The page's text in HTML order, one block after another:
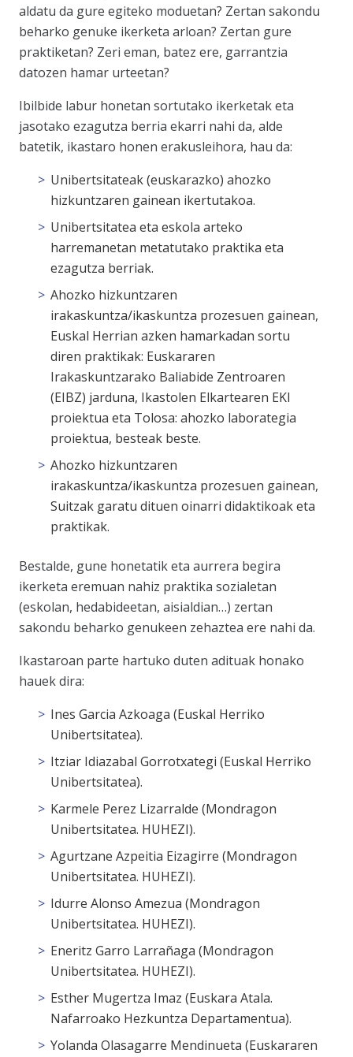
aldatu da gure egiteko moduetan? Zertan sakondu
beharko genuke ikerketa arloan? Zertan gure
praktiketan? Zeri eman, batez ere, garrantzia
datozen hamar urteetan?
Ibilbide labur honetan sortutako ikerketak eta
jasotako ezagutza berria ekarri nahi da, alde
batetik, ikastaro honen erakusleihora, hau da:
Unibertsitateak (euskarazko) ahozko
hizkuntzaren gainean ikertutakoa.
Unibertsitatea eta eskola arteko
harremanetan metatutako praktika eta
ezagutza berriak.
Ahozko hizkuntzaren
irakaskuntza/ikaskuntza prozesuen gainean,
Euskal Herrian azken hamarkadan sortu
diren praktikak: Euskararen
Irakaskuntzarako Baliabide Zentroaren
(EIBZ) jarduna, Ikastolen Elkartearen EKI
proiektua eta Tolosa: ahozko laborategia
proiektua, besteak beste.
Ahozko hizkuntzaren
irakaskuntza/ikaskuntza prozesuen gainean,
Suitzak garatu dituen oinarri didaktikoak eta
praktikak.
Bestalde, gune honetatik eta aurrera begira
ikerketa eremuan nahiz praktika sozialetan
(eskolan, hedabideetan, aisialdian…) zertan
sakondu beharko genukeen zehaztea ere nahi da.
Ikastaroan parte hartuko duten adituak honako
hauek dira:
Ines Garcia Azkoaga (Euskal Herriko
Unibertsitatea).
Itziar Idiazabal Gorrotxategi (Euskal Herriko
Unibertsitatea).
Karmele Perez Lizarralde (Mondragon
Unibertsitatea. HUHEZI).
Agurtzane Azpeitia Eizagirre (Mondragon
Unibertsitatea. HUHEZI).
Idurre Alonso Amezua (Mondragon
Unibertsitatea. HUHEZI).
Eneritz Garro Larrañaga (Mondragon
Unibertsitatea. HUHEZI).
Esther Mugertza Imaz (Euskara Atala.
Nafarroako Hezkuntza Departamentua).
Yolanda Olasagarre Mendinueta (Euskararen